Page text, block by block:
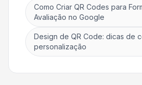
Como Criar QR Codes para
Avaliação no Google
Design de QR Code: dicas de
personalização